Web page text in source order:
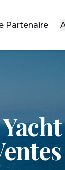
Partenaire